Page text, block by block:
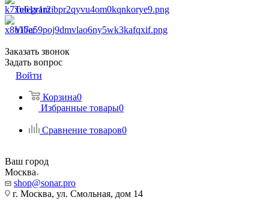
Telegram
Viber
Заказать звонок
Задать вопрос
Войти
Корзина0
Избранные товары0
Сравнение товаров0
Ваш город
Москва
shop@sonar.pro
г. Москва, ул. Смольная, дом 14